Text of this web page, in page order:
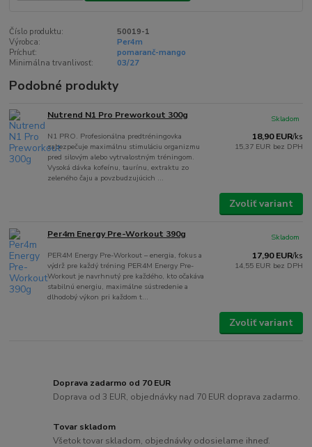
Číslo produktu:
50019-1
Výrobca:
Per4m
Príchuť:
pomaranč-mango
Minimálna trvanlivosť:
03/27
Podobné produkty
Nutrend N1 Pro Preworkout 300g
N1 PRO. Profesionálna predtréningovka
zabezpečuje maximálnu stimuláciu organizmu
pred silovým alebo vytrvalostným tréningom.
Vysoká dávka kofeínu, taurínu, extraktu zo
zeleného čaju a povzbudzujúcich ...
18,90 EUR/ks
15,37 EUR bez DPH
Skladom
Zvoliť variant
Per4m Energy Pre-Workout 390g
PER4M Energy Pre-Workout – energia, fokus a
výdrž pre každý tréning PER4M Energy Pre-
Workout je navrhnutý pre každého, kto očakáva
stabilnú energiu, maximálne sústredenie a
dlhodobý výkon pri každom t...
17,90 EUR/ks
14,55 EUR bez DPH
Skladom
Zvoliť variant
Doprava zadarmo od 70 EUR
Doprava od 3 EUR, objednávky nad 70 EUR doprava zadarmo.
Tovar skladom
Všetok tovar skladom, objednávky odosielame ihneď.